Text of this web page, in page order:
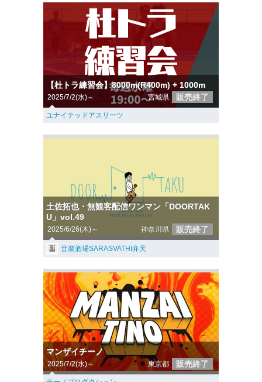
【杜トラ練習会】8000m(R400m) + 1000m
2025/7/2(水)～ 宮城県 販売終了
ユナイテッドアスリーツ
土佐拓也・無観客配信ワンマン「DOORTAK
U」vol.49
2025/6/26(木)～ 神奈川県 販売終了
音楽酒場SARASVATHI弁天
マンザイチーノ
2025/7/2(水)～ 東京都 販売終了